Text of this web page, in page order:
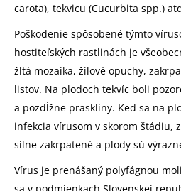
carota), tekvicu (Cucurbita spp.)
Poškodenie spôsobené týmto
hostiteľských rastlinách je
žltá mozaika, žilové opuchy,
listov. Na plodoch tekvíc boli
a pozdĺžne praskliny. Keď sa na
infekcia vírusom v skorom štádiu,
silne zakrpatené a plody sú
Vírus je prenášaný polyfágnou
sa v podmienkach Slovenskej